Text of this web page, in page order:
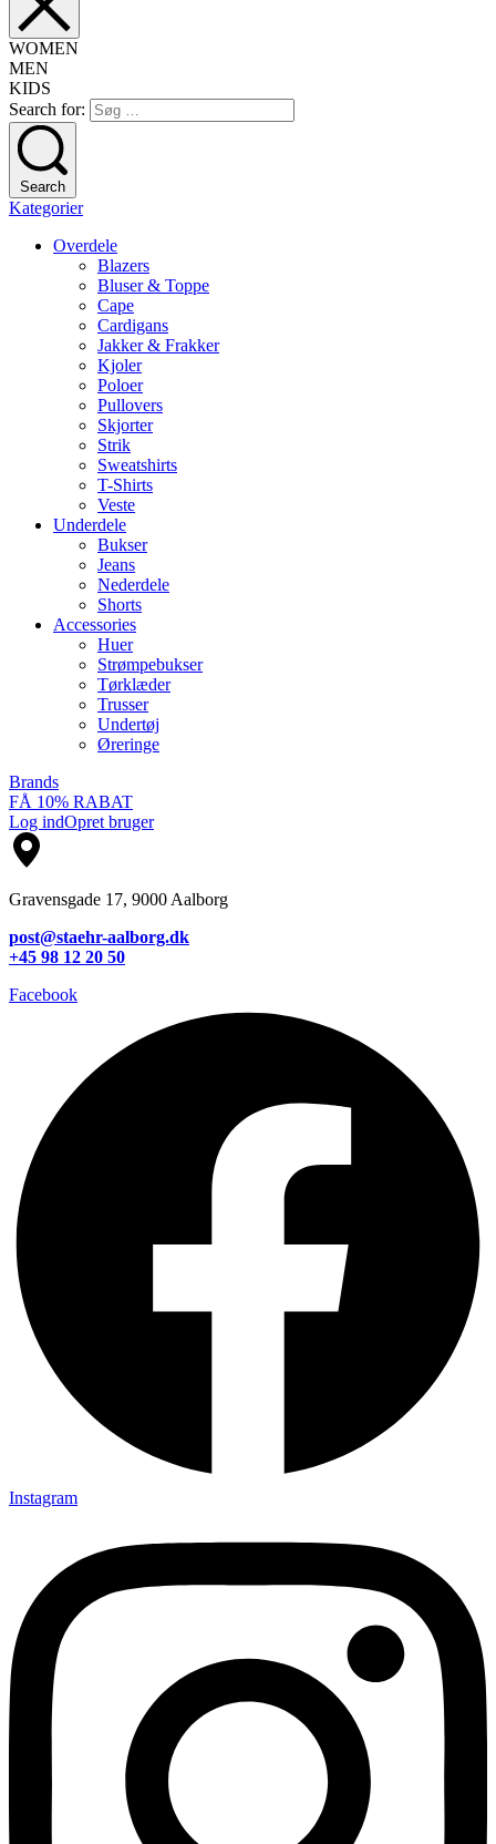
WOMEN
MEN
KIDS
Search for:
Search
Kategorier
Overdele
Blazers
Bluser & Toppe
Cape
Cardigans
Jakker & Frakker
Kjoler
Poloer
Pullovers
Skjorter
Strik
Sweatshirts
T-Shirts
Veste
Underdele
Bukser
Jeans
Nederdele
Shorts
Accessories
Huer
Strømpebukser
Tørklæder
Trusser
Undertøj
Øreringe
Brands
FÅ 10% RABAT
Log indOpret bruger
Gravensgade 17, 9000 Aalborg
post@staehr-aalborg.dk
+45 98 12 20 50
Facebook
Instagram